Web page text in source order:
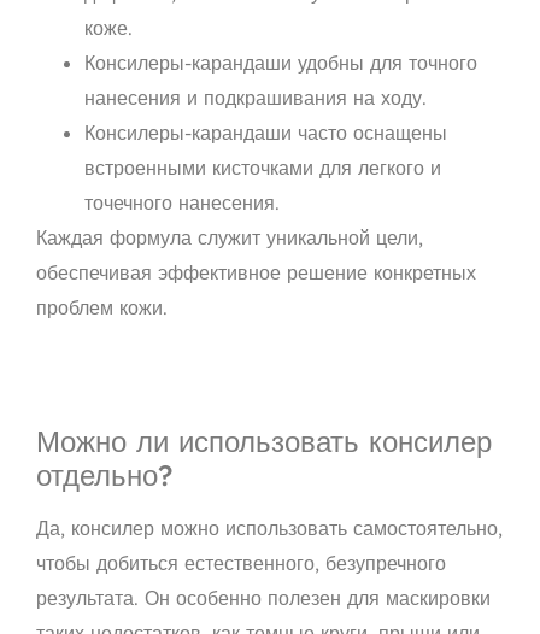
коже.
Консилеры-карандаши удобны для точного
нанесения и подкрашивания на ходу.
Консилеры-карандаши часто оснащены
встроенными кисточками для легкого и
точечного нанесения.
Каждая формула служит уникальной цели,
обеспечивая эффективное решение конкретных
проблем кожи.
Можно ли использовать консилер
отдельно?
Да, консилер можно использовать самостоятельно,
чтобы добиться естественного, безупречного
результата. Он особенно полезен для маскировки